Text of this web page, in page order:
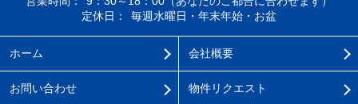
定休日：
毎週水曜日・年末年始・お盆
ホーム 会社概要
お問い合わせ 物件リクエスト